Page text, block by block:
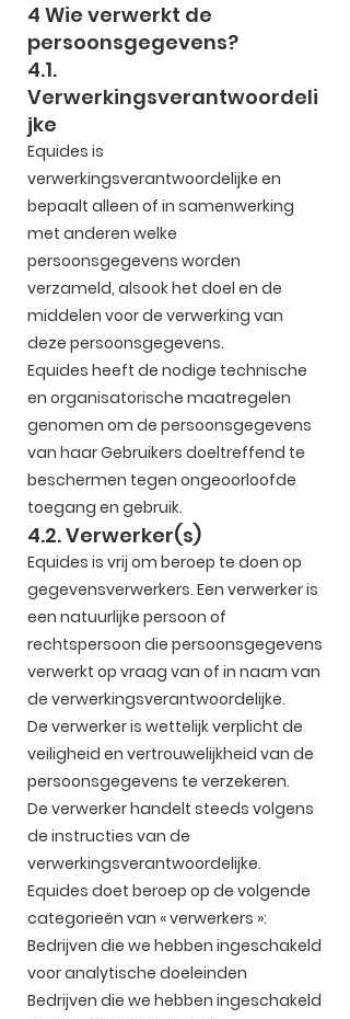
4 Wie verwerkt de
persoonsgegevens?
4.1.
Verwerkingsverantwoordeli
jke
Equides is
verwerkingsverantwoordelijke en
bepaalt alleen of in samenwerking
met anderen welke
persoonsgegevens worden
verzameld, alsook het doel en de
middelen voor de verwerking van
deze persoonsgegevens.
Equides heeft de nodige technische
en organisatorische maatregelen
genomen om de persoonsgegevens
van haar Gebruikers doeltreffend te
beschermen tegen ongeoorloofde
toegang en gebruik.
4.2. Verwerker(s)
Equides is vrij om beroep te doen op
gegevensverwerkers. Een verwerker is
een natuurlijke persoon of
rechtspersoon die persoonsgegevens
verwerkt op vraag van of in naam van
de verwerkingsverantwoordelijke.
De verwerker is wettelijk verplicht de
veiligheid en vertrouwelijkheid van de
persoonsgegevens te verzekeren.
De verwerker handelt steeds volgens
de instructies van de
verwerkingsverantwoordelijke.
Equides doet beroep op de volgende
categorieën van « verwerkers »:
Bedrijven die we hebben ingeschakeld
voor analytische doeleinden
Bedrijven die we hebben ingeschakeld